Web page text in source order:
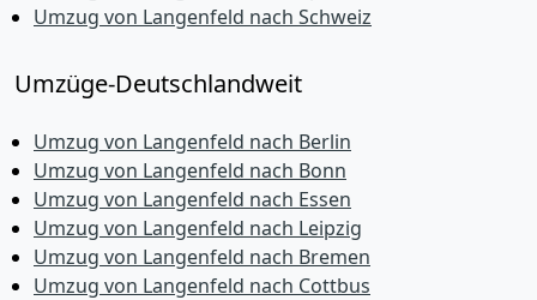
Umzug von Langenfeld nach Schweiz
Umzüge-Deutschlandweit
Umzug von Langenfeld nach Berlin
Umzug von Langenfeld nach Bonn
Umzug von Langenfeld nach Essen
Umzug von Langenfeld nach Leipzig
Umzug von Langenfeld nach Bremen
Umzug von Langenfeld nach Cottbus